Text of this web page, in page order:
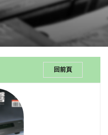
回前頁